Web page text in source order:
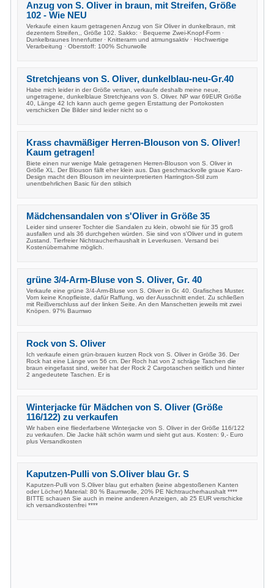
Anzug von S. Oliver in braun, mit Streifen, Größe
102 - Wie NEU
Verkaufe einen kaum getragenen Anzug von Sir Oliver in dunkelbraun, mit
dezentem Streifen,, Größe 102. Sakko: · Bequeme Zwei-Knopf-Form ·
Dunkelbraunes Innenfutter · Knitterarm und atmungsaktiv · Hochwertige
Verarbeitung · Oberstoff: 100% Schurwolle
Stretchjeans von S. Oliver, dunkelblau-neu-Gr.40
Habe mich leider in der Größe vertan, verkaufe deshalb meine neue,
ungetragene, dunkelblaue Stretchjeans von S. Oliver. NP war 69EUR Größe
40, Länge 42 Ich kann auch gerne gegen Erstattung der Portokosten
verschicken Die Bilder sind leider nicht so o
Krass chavmäßiger Herren-Blouson von S. Oliver!
Kaum getragen!
Biete einen nur wenige Male getragenen Herren-Blouson von S. Oliver in
Größe XL. Der Blouson fällt eher klein aus. Das geschmackvolle graue Karo-
Design macht den Blouson im neuinterpretierten Harrington-Stil zum
unentbehrlichen Basic für den stilsich
Mädchensandalen von s'Oliver in Größe 35
Leider sind unserer Tochter die Sandalen zu klein, obwohl sie für 35 groß
ausfallen und als 36 durchgehen würden. Sie sind von s'Oliver und in gutem
Zustand. Tierfreier Nichtraucherhaushalt in Leverkusen. Versand bei
Kostenübernahme möglich.
grüne 3/4-Arm-Bluse von S. Oliver, Gr. 40
Verkaufe eine grüne 3/4-Arm-Bluse von S. Oliver in Gr. 40. Grafisches Muster.
Vorn keine Knopfleiste, dafür Raffung, wo der Ausschnitt endet. Zu schließen
mit Reißverschluss auf der linken Seite. An den Manschetten jeweils mit zwei
Knöpen. 97% Baumwo
Rock von S. Oliver
Ich verkaufe einen grün-brauen kurzen Rock von S. Oliver in Größe 36. Der
Rock hat eine Länge von 56 cm. Der Roch hat von 2 schräge Taschen die
braun eingefasst sind, weiter hat der Rock 2 Cargotaschen seitlich und hinter
2 angedeutete Taschen. Er is
Winterjacke für Mädchen von S. Oliver (Größe
116/122) zu verkaufen
Wir haben eine fliederfarbene Winterjacke von S. Oliver in der Größe 116/122
zu verkaufen. Die Jacke hält schön warm und sieht gut aus. Kosten: 9,- Euro
plus Versandkosten
Kaputzen-Pulli von S.Oliver blau Gr. S
Kaputzen-Pulli von S.Oliver blau gut erhalten (keine abgestoßenen Kanten
oder Löcher) Material: 80 % Baumwolle, 20% PE Nichtraucherhaushalt ****
BITTE schauen Sie auch in meine anderen Anzeigen, ab 25 EUR verschicke
ich versandkostenfrei ****